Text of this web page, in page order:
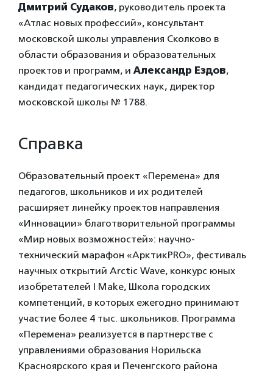
Дмитрий Судаков, руководитель проекта
«Атлас новых профессий», консультант
московской школы управления Сколково в
области образования и образовательных
проектов и программ, и Александр Ездов,
кандидат педагогических наук, директор
московской школы № 1788.
Справка
Образовательный проект «Перемена» для
педагогов, школьников и их родителей
расширяет линейку проектов направления
«Инновации» благотворительной программы
«Мир новых возможностей»: научно-
технический марафон «АрктикPRO», фестиваль
научных открытий Arctic Wave, конкурс юных
изобретателей I Make, Школа городских
компетенций, в которых ежегодно принимают
участие более 4 тыс. школьников. Программа
«Перемена» реализуется в партнерстве с
управлениями образования Норильска
Красноярского края и Печенгского района